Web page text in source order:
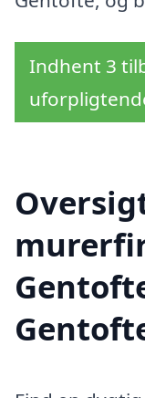
Indhent 3